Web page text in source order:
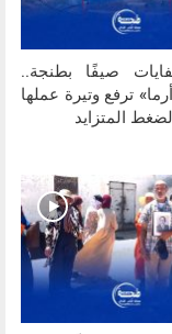
صيفًا بطنجة..
ترفع وتيرة عملها
المتزايد